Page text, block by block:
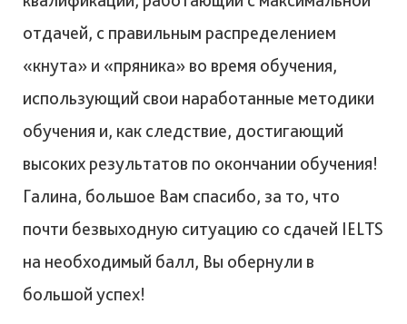
отдачей, с правильным распределением
«кнута» и «пряника» во время обучения,
использующий свои наработанные методики
обучения и, как следствие, достигающий
высоких результатов по окончании обучения!
Галина, большое Вам спасибо, за то, что
почти безвыходную ситуацию со сдачей IELTS
на необходимый балл, Вы обернули в
большой успех!